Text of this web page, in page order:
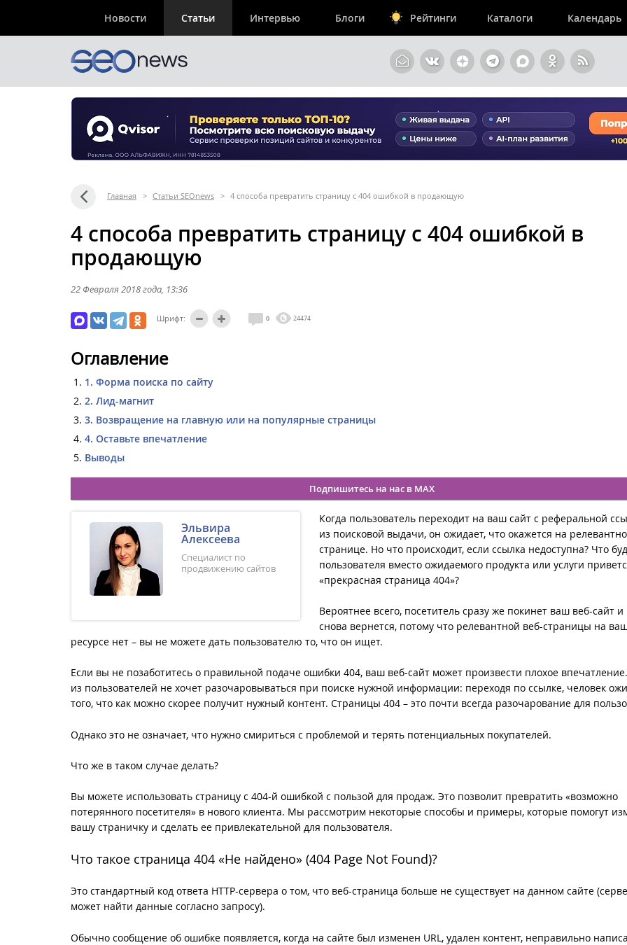
Новости Статьи Интервью Блоги Рейтинги Каталоги Календарь
Главная > Статьи SEOnews > 4 способа превратить страницу с 404 ошибкой в продающую
4 способа превратить страницу с 404 ошибкой в
продающую
22 Февраля 2018 года , 13:36
Шрифт: 0 24474
Оглавление
1. Форма поиска по сайту
2. Лид-магнит
3. Возвращение на главную или на популярные страницы
4. Оставьте впечатление
Выводы
Подпишитесь на нас в MAX
Эльвира
Алексеева
Специалист по
продвижению сайтов
Когда пользователь переходит на ваш сайт с реферальной
из поисковой выдачи, он ожидает, что окажется на
странице. Но что происходит, если ссылка недоступна? Что
пользователя вместо ожидаемого продукта или услуги
«прекрасная страница 404»?
Вероятнее всего, посетитель сразу же покинет ваш веб-сайт
снова вернется, потому что релевантной веб-страницы на
ресурсе нет – вы не можете дать пользователю то, что он ищет.
Если вы не позаботитесь о правильной подаче ошибки 404, ваш веб-сайт может произвести плохое
из пользователей не хочет разочаровываться при поиске нужной информации: переходя по ссылке, человек
того, что как можно скорее получит нужный контент. Страницы 404 – это почти всегда разочарование для
Однако это не означает, что нужно смириться с проблемой и терять потенциальных покупателей.
Что же в таком случае делать?
Вы можете использовать страницу с 404-й ошибкой с пользой для продаж. Это позволит превратить «возможно
потерянного посетителя» в нового клиента. Мы рассмотрим некоторые способы и примеры, которые помогут
вашу страничку и сделать ее привлекательной для пользователя.
Что такое страница 404 «Не найдено» (404 Page Not Found)?
Это стандартный код ответа HTTP-сервера о том, что веб-страница больше не существует на данном сайте
может найти данные согласно запросу).
Обычно сообщение об ошибке появляется, когда на сайте был изменен URL, удален контент, неправильно